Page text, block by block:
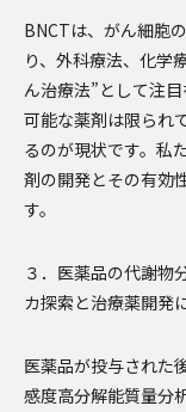
BNCTは、がん細胞
り、外科療法、化学
ん治療法”として注
可能な薬剤は限られ
るのが現状です。私
剤の開発とその有効
す。
３．医薬品の代謝物
カ探索と治療薬開発
医薬品が投与された
感度高分解能質量分